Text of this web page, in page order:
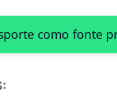
como fonte